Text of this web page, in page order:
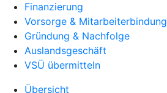
Finanzierung
Vorsorge & Mitarbeiterbindung
Gründung & Nachfolge
Auslandsgeschäft
VSÜ übermitteln
Übersicht